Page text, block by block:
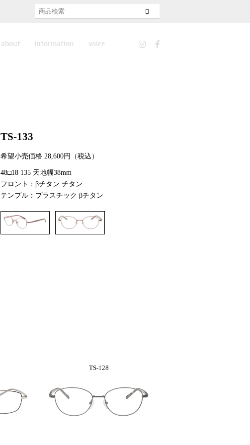
about information voice
TS-133
希望小売価格 28,600円（税込）
48□18 135 天地幅38mm
フロント：βチタン チタン
テンプル：プラスチック βチタン
TS-128